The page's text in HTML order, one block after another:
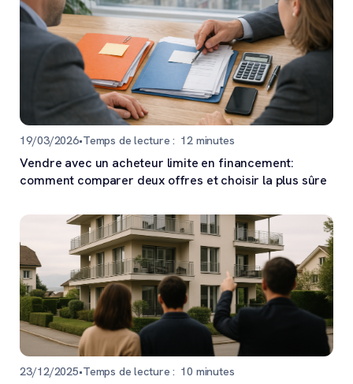
19/03/2026•Temps de lecture : 12minutes
Vendre avec un acheteur limite en financement:
comment comparer deux offres et choisir la plus sûre
23/12/2025•Temps de lecture : 10 minutes